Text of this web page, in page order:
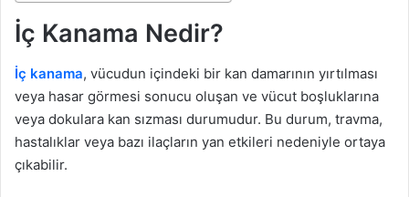
İç Kanama Nedir?
İç kanama, vücudun içindeki bir kan damarının yırtılması
veya hasar görmesi sonucu oluşan ve vücut boşluklarına
veya dokulara kan sızması durumudur. Bu durum, travma,
hastalıklar veya bazı ilaçların yan etkileri nedeniyle ortaya
çıkabilir.